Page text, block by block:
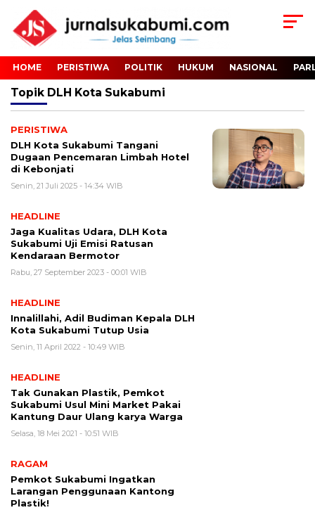
HOME PERISTIWA POLITIK HUKUM NASIONAL
Topik DLH Kota Sukabumi
PERISTIWA
DLH Kota Sukabumi Tangani
Dugaan Pencemaran Limbah Hotel
di Kebonjati
Senin, 21 Juli 2025 - 14:34 WIB
HEADLINE
Jaga Kualitas Udara, DLH Kota
Sukabumi Uji Emisi Ratusan
Kendaraan Bermotor
Rabu, 27 September 2023 - 00:01 WIB
HEADLINE
Innalillahi, Adil Budiman Kepala DLH
Kota Sukabumi Tutup Usia
Senin, 11 April 2022 - 10:49 WIB
HEADLINE
Tak Gunakan Plastik, Pemkot
Sukabumi Usul Mini Market Pakai
Kantung Daur Ulang karya Warga
Selasa, 18 Mei 2021 - 10:51 WIB
RAGAM
Pemkot Sukabumi Ingatkan
Larangan Penggunaan Kantong
Plastik!